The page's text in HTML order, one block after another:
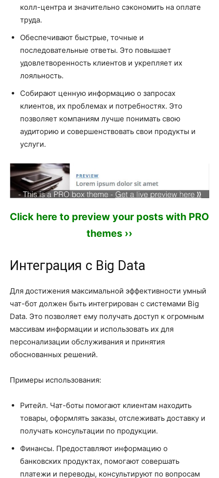
колл-центра и значительно сэкономить на оплате
труда.
Обеспечивают быстрые, точные и
последовательные ответы. Это повышает
удовлетворенность клиентов и укрепляет их
лояльность.
Собирают ценную информацию о запросах
клиентов, их проблемах и потребностях. Это
позволяет компаниям лучше понимать свою
аудиторию и совершенствовать свои продукты и
услуги.
Click here to preview your posts with PRO
themes ››
Интеграция с Big Data
Для достижения максимальной эффективности умный
чат-бот должен быть интегрирован с системами Big
Data. Это позволяет ему получать доступ к огромным
массивам информации и использовать их для
персонализации обслуживания и принятия
обоснованных решений.
Примеры использования:
Ритейл. Чат-боты помогают клиентам находить
товары, оформлять заказы, отслеживать доставку и
получать консультации по продукции.
Финансы. Предоставляют информацию о
банковских продуктах, помогают совершать
платежи и переводы, консультируют по вопросам